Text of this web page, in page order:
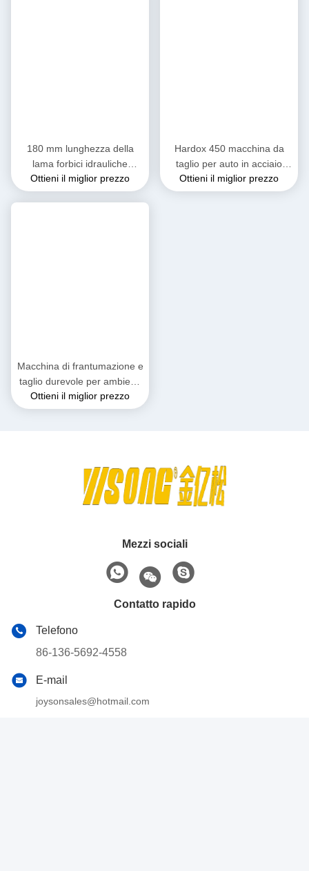
180 mm lunghezza della
lama forbici idrauliche
attrezzature essenziali per il
riciclaggio di rottami metallici
Ottieni il miglior prezzo
Hardox 450 macchina da
taglio per auto in acciaio
indurito YS200
Ottieni il miglior prezzo
Macchina di frantumazione e
taglio durevole per ambienti
difficili 3800kg
Ottieni il miglior prezzo
Mezzi sociali
Contatto rapido
Telefono
86-136-5692-4558
E-mail
joysonsales@hotmail.com